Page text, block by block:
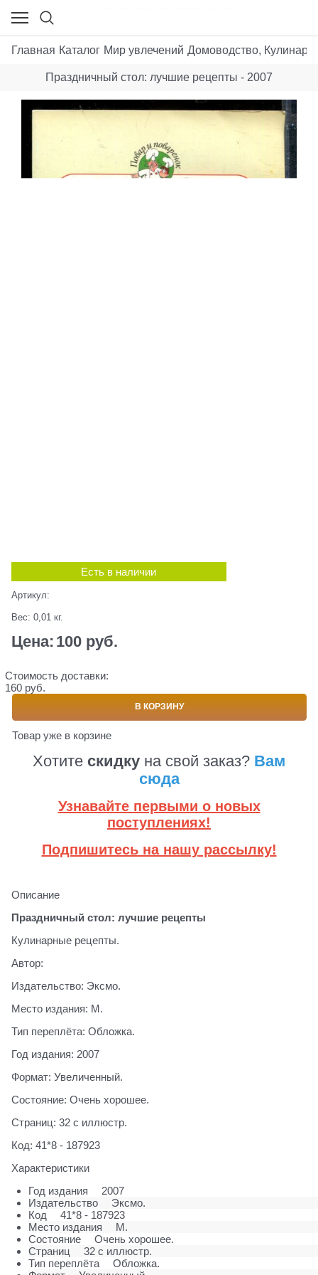
Главная Каталог Мир увлечений Домоводство,
Праздничный стол: лучшие рецепты - 2007
Есть в наличии
Артикул:
Вес: 0,01 кг.
Цена: 100 руб.
Стоимость доставки:
160 руб.
В КОРЗИНУ
Товар уже в корзине
Хотите скидку на свой заказ? Вам
сюда
Узнавайте первыми о новых
поступлениях!
Подпишитесь на нашу рассылку!
Описание
Праздничный стол: лучшие рецепты
Кулинарные рецепты.
Автор:
Издательство: Эксмо.
Место издания: М.
Тип переплёта: Обложка.
Год издания: 2007
Формат: Увеличенный.
Состояние: Очень хорошее.
Страниц: 32 с иллюстр.
Код: 41*8 - 187923
Характеристики
Год издания
2007
Издательство
Эксмо.
Код
41*8 - 187923
Место издания
М.
Состояние
Очень хорошее.
Страниц
32 с иллюстр.
Тип переплёта
Обложка.